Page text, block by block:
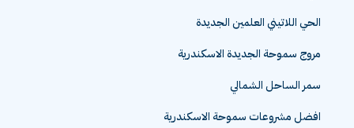
الحي اللاتيني العلمين الجديدة
مروج سموحة الجديدة الاسكندرية
سمر الساحل الشمالي
افضل مشروعات سموحة الاسكندرية